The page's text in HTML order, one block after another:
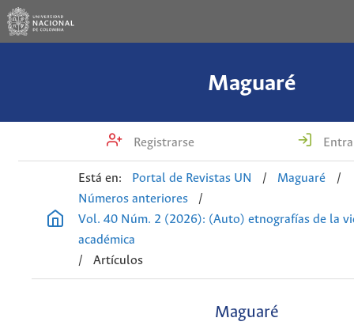
Maguaré
Registrarse
Está en: Portal de Revistas UN / Maguaré
/
Números anteriores
/
Vol. 40 Núm. 2 (2026): (Auto) etnografías de la
académica
/
Artículos
Maguaré